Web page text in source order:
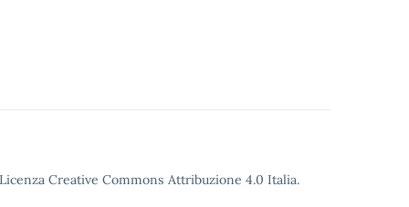
Creative Commons Attribuzione 4.0 Italia.